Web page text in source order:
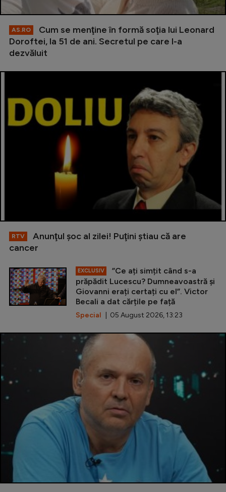
AS.RO
Cum se menţine în formă soţia lui Leonard
Doroftei, la 51 de ani. Secretul pe care l-a
dezvăluit
RTV
Anunţul şoc al zilei! Puţini ştiau că are
cancer
EXCLUSIV
”Ce ați simțit când s-a
prăpădit Lucescu? Dumneavoastră și
Giovanni erați certați cu el”. Victor
Becali a dat cărțile pe față
Special | 05 August 2026, 13:23